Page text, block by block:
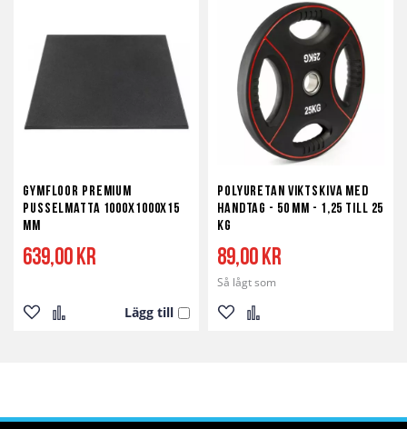
önskelista
önskelista
i
jämför
Gymfloor Premium
Pusselmatta 1000x1000x15
mm
639,00 kr
Lägg till
Lägg Lägg
Polyuretan viktskiva med
handtag - 50 mm - 1,25 till 25
kg
Så lågt som
89,00 kr
Lägg Lägg